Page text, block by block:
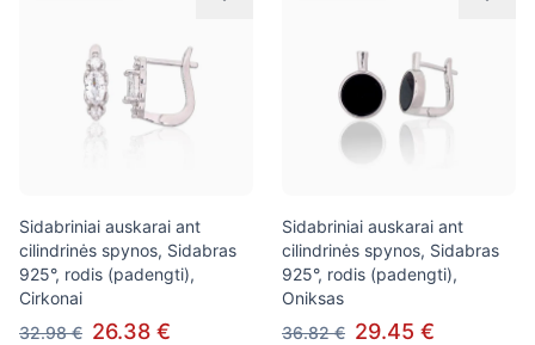
Sidabriniai auskarai ant
cilindrinės spynos, Sidabras
925°, rodis (padengti),
Cirkonai
32.98 € 26.38 €
Sidabriniai auskarai ant
cilindrinės spynos, Sidabras
925°, rodis (padengti),
Oniksas
36.82 € 29.45 €